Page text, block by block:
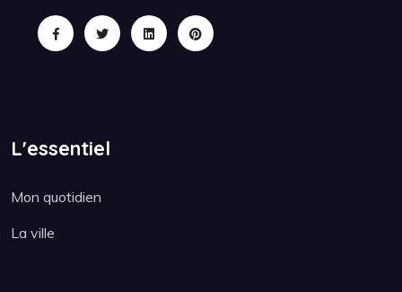
L'essentiel
Mon quotidien
La ville